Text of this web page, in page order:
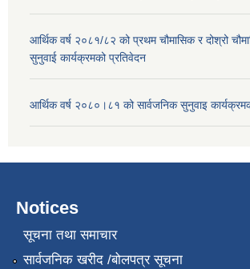
आर्थिक वर्ष २०८१/८२ को प्रथम चौमासिक र दोश्रो
सुनुवाई कार्यक्रमको प्रतिवेदन
आर्थिक वर्ष २०८०।८१ को सार्वजनिक सुनुवाइ
Notices
सूचना तथा समाचार
सार्वजनिक खरीद /बोलपत्र सूचना